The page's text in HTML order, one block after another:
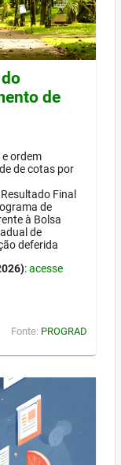
de
ordem
de cotas por
Final
de
à Bolsa
de
deferida
:acesse
Fonte: PROGRAD